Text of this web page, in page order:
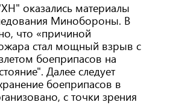
оказались материалы
Минобороны. В
что «причиной
стал мощный взрыв с
боеприпасов на
Далее следует
боеприпасов в
с точки зрения